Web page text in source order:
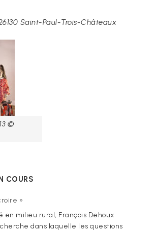
Saint-Paul-Trois-Châteaux
©
COURS
»
en milieu rural, François Dehoux
dans laquelle les questions